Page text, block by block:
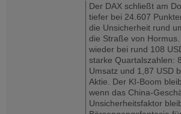
Der DAX schließt am
tiefer bei 24.607
die Unsicherheit rund
die Straße von
wieder bei rund 108
starke Quartalszahlen:
Umsatz und 1,87 USD
Aktie. Der KI-Boom
wenn das China-
Unsicherheitsfaktor